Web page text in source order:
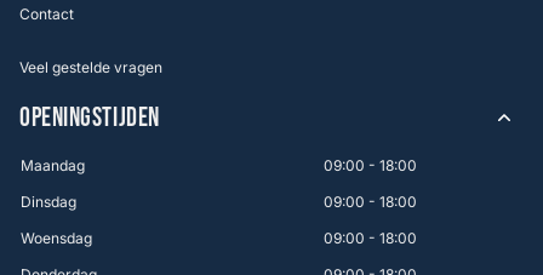
Contact
Veel gestelde vragen
OPENINGSTIJDEN
Maandag
09:00 - 18:00
Dinsdag
09:00 - 18:00
Woensdag
09:00 - 18:00